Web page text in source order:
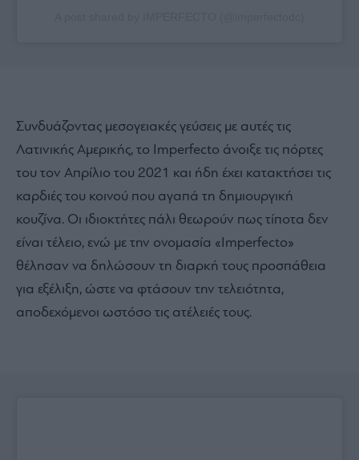
Συνδυάζοντας μεσογειακές γεύσεις με αυτές τις
Λατινικής Αμερικής, το Imperfecto άνοιξε τις πόρτες
του τον Απρίλιο του 2021 και ήδη έχει κατακτήσει τις
καρδιές του κοινού που αγαπά τη δημιουργική
κουζίνα. Οι ιδιοκτήτες πάλι θεωρούν πως τίποτα δεν
είναι τέλειο, ενώ με την ονομασία «Imperfecto»
θέλησαν να δηλώσουν τη διαρκή τους προσπάθεια
για εξέλιξη, ώστε να φτάσουν την τελειότητα,
αποδεχόμενοι ωστόσο τις ατέλειές τους.